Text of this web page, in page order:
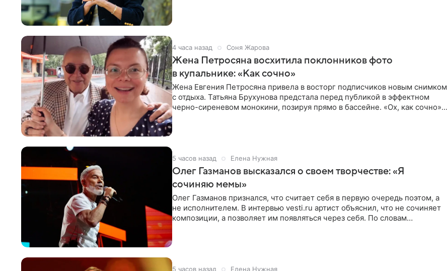
4 часа назад Соня Жарова
Жена Петросяна восхитила поклонников фото
в купальнике: «Как сочно»
Жена Евгения Петросяна привела в восторг подписчиков новым снимком
с отдыха. Татьяна Брухунова предстала перед публикой в эффектном
черно-сиреневом монокини, позируя прямо в бассейне. «Ох, как сочно»,
5 часов назад Елена Нужная
Олег Газманов высказался о своем творчестве: «Я
сочиняю мемы»
Олег Газманов признался, что считает себя в первую очередь поэтом, а
не исполнителем. В интервью vesti.ru артист объяснил, что не сочиняет
композиции, а позволяет им появляться через себя. По словам
5 часов назад Елена Нужная